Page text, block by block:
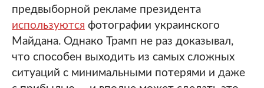
предвыборной рекламе президента
используются фотографии украинского
Майдана. Однако Трамп не раз доказывал,
что способен выходить из самых сложных
ситуаций с минимальными потерями и даже